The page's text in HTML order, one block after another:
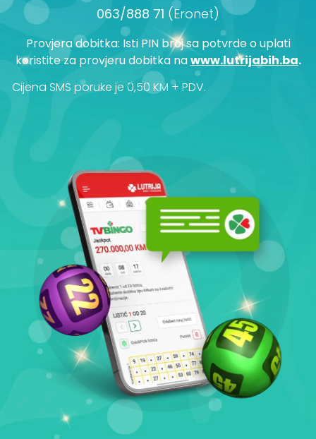
063/888 71 (Eronet)
Provjera dobitka: Isti PIN broj sa potvrde o uplati
koristite za provjeru dobitka nawww.lutrijabih.ba.
Cijena SMS poruke je 0,50 KM + PDV.